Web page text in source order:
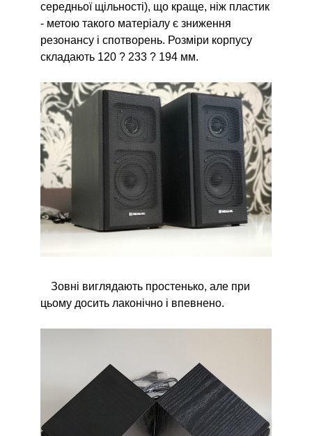
середньої щільності), що краще, ніж пластик
- метою такого матеріалу є зниження
резонансу і спотворень. Розміри корпусу
складають 120 ? 233 ? 194 мм.
Зовні виглядають простенько, але при
цьому досить лаконічно і впевнено.